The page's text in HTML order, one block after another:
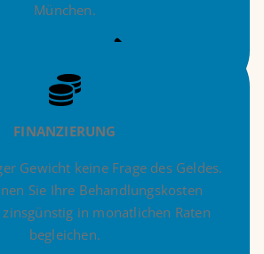
München.
FINANZIERUNG
Gewicht keine Frage des Geldes.
Sie Ihre Behandlungskosten
in monatlichen Raten
begleichen.